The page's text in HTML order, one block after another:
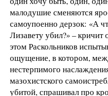
малодушие сменяются
самоупоенно дерзок: «А
Лизавету убил?» – кричит
этом Раскольников
ощущение, в котором,
нестерпимого
мазохистского
убитой, спрашивал про